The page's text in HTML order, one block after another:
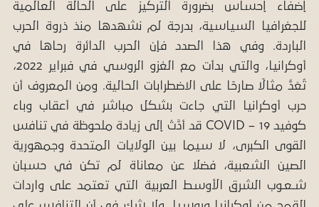
إضفاء إحساس بضرورة التركيز على الحالة العالمية
للجغرافيا السياسية، بدرجة لم نشهدها منذ ذروة الحرب
الباردة. وفي هذا الصدد فإن الحرب الدائرة رحاها في
أوكرانيا، والتي بدأت مع الغزو الروسي في فبراير 2022،
تُعَدُّ مثالًا صارحًا على الاضطرابات الحالية. ومن المعروف أن
حرب أوكرانيا التي جاءت بشكل مباشر في أعقاب وباء
كوفيد 19 – COVID قد أدَّتْ إلى زيادة ملحوظة في تنافس
القوى الكبرى، لا سيما بين الولايات المتحدة وجمهورية
الصين الشعبية، فضلا عن معاناة لم تكن في حسبان
شـعـوب الشرق الأوسط العربية التي تعتمد على واردات